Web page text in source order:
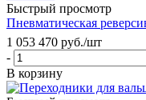
Быстрый просмотр
Пневматическая
1 053 470 руб./шт
-
В корзину